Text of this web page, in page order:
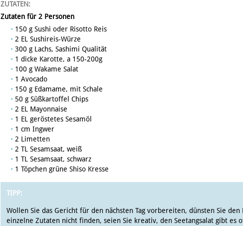
ZUTATEN:
Zutaten für 2 Personen
150 g Sushi oder Risotto Reis
2 EL Sushireis-Würze
300 g Lachs, Sashimi Qualität
1 dicke Karotte, a 150-200g
100 g Wakame Salat
1 Avocado
150 g Edamame, mit Schale
50 g Süßkartoffel Chips
2 EL Mayonnaise
1 EL geröstetes Sesamöl
1 cm Ingwer
2 Limetten
2 TL Sesamsaat, weiß
1 TL Sesamsaat, schwarz
1 Töpchen grüne Shiso Kresse
TIPP:
Wollen Sie das Gericht für den nächsten Tag vorbereiten, dünsten Sie den
einzelne Zutaten nicht finden, seien Sie kreativ, den Seetangsalat gibt es